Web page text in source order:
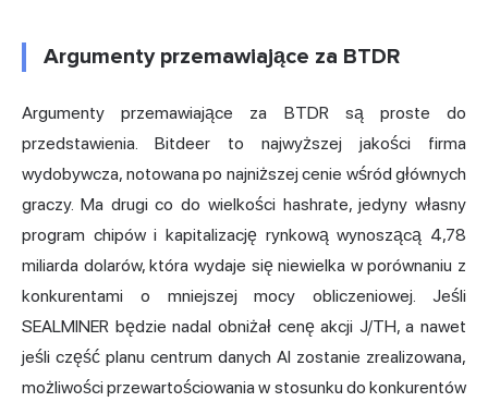
Argumenty przemawiające za BTDR
Argumenty przemawiające za BTDR są proste do
przedstawienia. Bitdeer to najwyższej jakości firma
wydobywcza, notowana po najniższej cenie wśród głównych
graczy. Ma drugi co do wielkości hashrate, jedyny własny
program chipów i kapitalizację rynkową wynoszącą 4,78
miliarda dolarów, która wydaje się niewielka w porównaniu z
konkurentami o mniejszej mocy obliczeniowej. Jeśli
SEALMINER będzie nadal obniżał cenę akcji J/TH, a nawet
jeśli część planu centrum danych AI zostanie zrealizowana,
możliwości przewartościowania w stosunku do konkurentów